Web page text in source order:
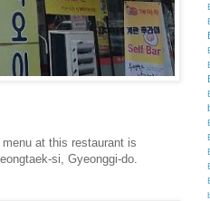
at this restaurant is
si, Gyeonggi-do.